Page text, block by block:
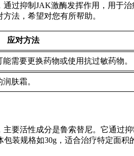
过抑制JAK激酶发挥作用，用于
法，希望对您有所帮助。
应对方法
需要更换药物或使用抗过敏药物。
肤霜。
要活性成分是鲁索替尼。它通过
装规格如30g，适合治疗特定面